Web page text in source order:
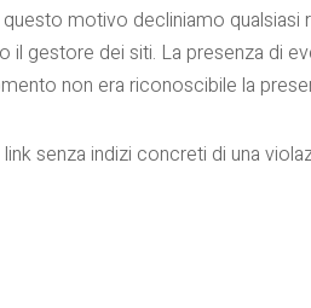
motivo decliniamo qualsiasi
gestore dei siti. La presenza di
non era riconoscibile la
senza indizi concreti di una